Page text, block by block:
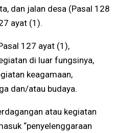
dan jalan desa (Pasal 128
ayat (1).
127 ayat (1),
di luar fungsinya,
keagamaan,
dan/atau budaya.
atau kegiatan
“penyelenggaraan